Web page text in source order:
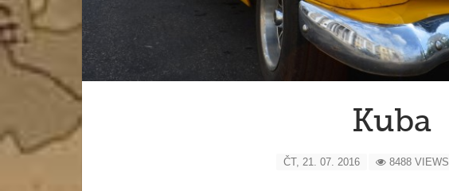
Kuba
ČT, 21. 07. 2016 8488 VIEWS